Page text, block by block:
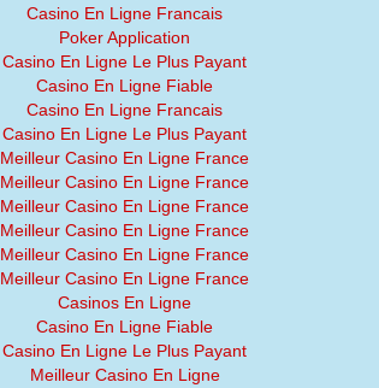
Casino En Ligne Francais
Poker Application
Casino En Ligne Le Plus Payant
Casino En Ligne Fiable
Casino En Ligne Francais
Casino En Ligne Le Plus Payant
Meilleur Casino En Ligne France
Meilleur Casino En Ligne France
Meilleur Casino En Ligne France
Meilleur Casino En Ligne France
Meilleur Casino En Ligne France
Meilleur Casino En Ligne France
Casinos En Ligne
Casino En Ligne Fiable
Casino En Ligne Le Plus Payant
Meilleur Casino En Ligne